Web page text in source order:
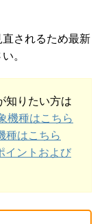
されるため最新
。
知りたい方は
機種はこちら
種はこちら
イントおよび